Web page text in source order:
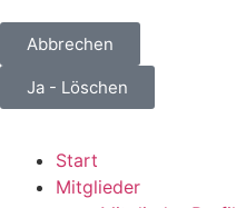
Abbrechen
Ja - Löschen
Start
Mitglieder